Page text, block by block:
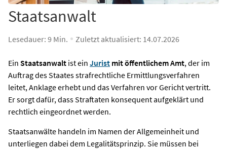
Staatsanwalt
Lesedauer: 9 Min. Zuletzt aktualisiert: 14.07.2026
Ein Staatsanwalt ist ein Jurist mit öffentlichem Amt, der im
Auftrag des Staates strafrechtliche Ermittlungsverfahren
leitet, Anklage erhebt und das Verfahren vor Gericht vertritt.
Er sorgt dafür, dass Straftaten konsequent aufgeklärt und
rechtlich eingeordnet werden.
Staatsanwälte handeln im Namen der Allgemeinheit und
unterliegen dabei dem Legalitätsprinzip. Sie müssen bei